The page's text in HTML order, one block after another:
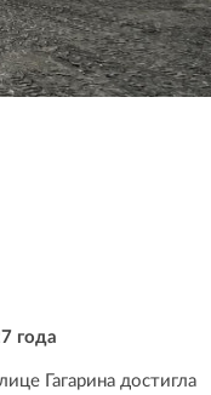
года
Гагарина достигла